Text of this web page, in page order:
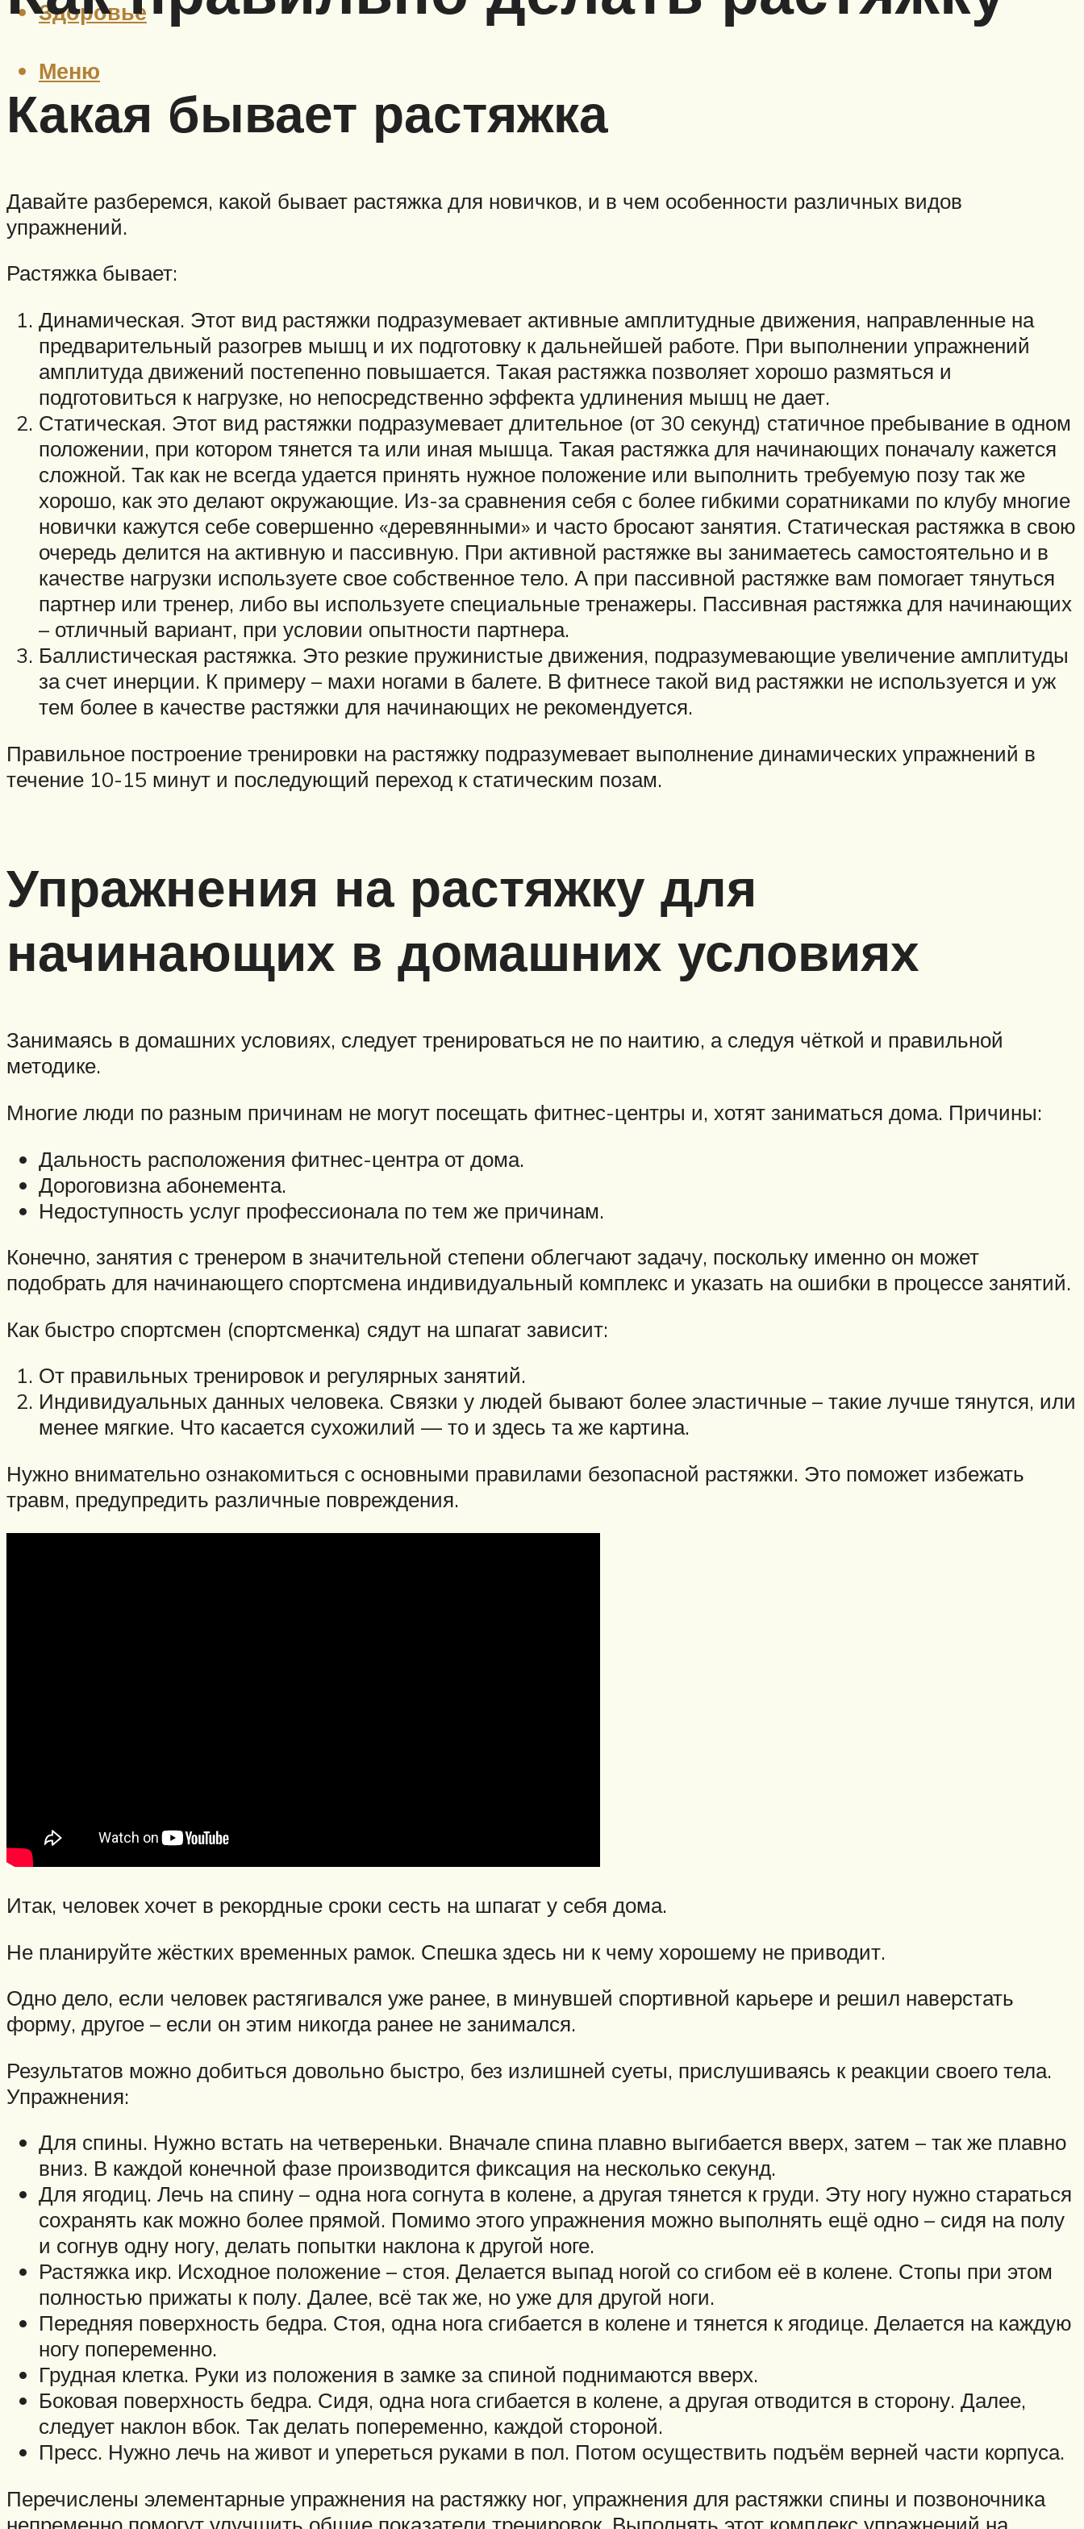
Здоровье
Меню
Какая бывает растяжка
Давайте разберемся, какой бывает растяжка для новичков, и в чем особенности различных видов
упражнений.
Растяжка бывает:
Динамическая. Этот вид растяжки подразумевает активные амплитудные движения, направленные на
предварительный разогрев мышц и их подготовку к дальнейшей работе. При выполнении упражнений
амплитуда движений постепенно повышается. Такая растяжка позволяет хорошо размяться и
подготовиться к нагрузке, но непосредственно эффекта удлинения мышц не дает.
Статическая. Этот вид растяжки подразумевает длительное (от 30 секунд) статичное пребывание в одном
положении, при котором тянется та или иная мышца. Такая растяжка для начинающих поначалу кажется
сложной. Так как не всегда удается принять нужное положение или выполнить требуемую позу так же
хорошо, как это делают окружающие. Из-за сравнения себя с более гибкими соратниками по клубу многие
новички кажутся себе совершенно «деревянными» и часто бросают занятия. Статическая растяжка в свою
очередь делится на активную и пассивную. При активной растяжке вы занимаетесь самостоятельно и в
качестве нагрузки используете свое собственное тело. А при пассивной растяжке вам помогает тянуться
партнер или тренер, либо вы используете специальные тренажеры. Пассивная растяжка для начинающих
– отличный вариант, при условии опытности партнера.
Баллистическая растяжка. Это резкие пружинистые движения, подразумевающие увеличение амплитуды
за счет инерции. К примеру – махи ногами в балете. В фитнесе такой вид растяжки не используется и уж
тем более в качестве растяжки для начинающих не рекомендуется.
Правильное построение тренировки на растяжку подразумевает выполнение динамических упражнений в
течение 10-15 минут и последующий переход к статическим позам.
Упражнения на растяжку для
начинающих в домашних условиях
Занимаясь в домашних условиях, следует тренироваться не по наитию, а следуя чёткой и правильной
методике.
Многие люди по разным причинам не могут посещать фитнес-центры и, хотят заниматься дома. Причины:
Дальность расположения фитнес-центра от дома.
Дороговизна абонемента.
Недоступность услуг профессионала по тем же причинам.
Конечно, занятия с тренером в значительной степени облегчают задачу, поскольку именно он может
подобрать для начинающего спортсмена индивидуальный комплекс и указать на ошибки в процессе занятий.
Как быстро спортсмен (спортсменка) сядут на шпагат зависит:
От правильных тренировок и регулярных занятий.
Индивидуальных данных человека. Связки у людей бывают более эластичные – такие лучше тянутся, или
менее мягкие. Что касается сухожилий — то и здесь та же картина.
Нужно внимательно ознакомиться с основными правилами безопасной растяжки. Это поможет избежать
травм, предупредить различные повреждения.
Итак, человек хочет в рекордные сроки сесть на шпагат у себя дома.
Не планируйте жёстких временных рамок. Спешка здесь ни к чему хорошему не приводит.
Одно дело, если человек растягивался уже ранее, в минувшей спортивной карьере и решил наверстать
форму, другое – если он этим никогда ранее не занимался.
Результатов можно добиться довольно быстро, без излишней суеты, прислушиваясь к реакции своего тела.
Упражнения:
Для спины. Нужно встать на четвереньки. Вначале спина плавно выгибается вверх, затем – так же плавно
вниз. В каждой конечной фазе производится фиксация на несколько секунд.
Для ягодиц. Лечь на спину – одна нога согнута в колене, а другая тянется к груди. Эту ногу нужно стараться
сохранять как можно более прямой. Помимо этого упражнения можно выполнять ещё одно – сидя на полу
и согнув одну ногу, делать попытки наклона к другой ноге.
Растяжка икр. Исходное положение – стоя. Делается выпад ногой со сгибом её в колене. Стопы при этом
полностью прижаты к полу. Далее, всё так же, но уже для другой ноги.
Передняя поверхность бедра. Стоя, одна нога сгибается в колене и тянется к ягодице. Делается на каждую
ногу попеременно.
Грудная клетка. Руки из положения в замке за спиной поднимаются вверх.
Боковая поверхность бедра. Сидя, одна нога сгибается в колене, а другая отводится в сторону. Далее,
следует наклон вбок. Так делать попеременно, каждой стороной.
Пресс. Нужно лечь на живот и упереться руками в пол. Потом осуществить подъём верней части корпуса.
Перечислены элементарные упражнения на растяжку ног, упражнения для растяжки спины и позвоночника